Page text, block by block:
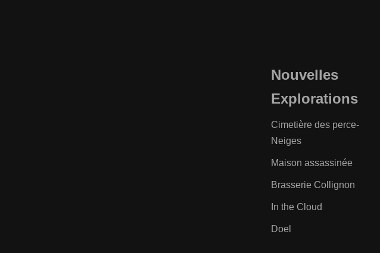
Nouvelles
Explorations
Cimetière des perce-
Neiges
Maison assassinée
Brasserie Collignon
In the Cloud
Doel